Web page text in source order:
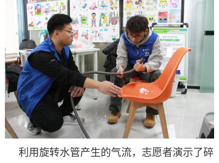
利用旋转水管产生的气流，志愿者演示了碎